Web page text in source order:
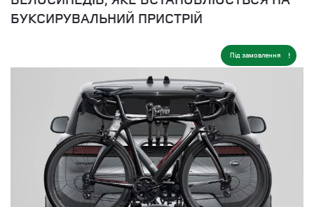
БУКСИРУВАЛЬНИЙ ПРИСТРІЙ
Під замовлення